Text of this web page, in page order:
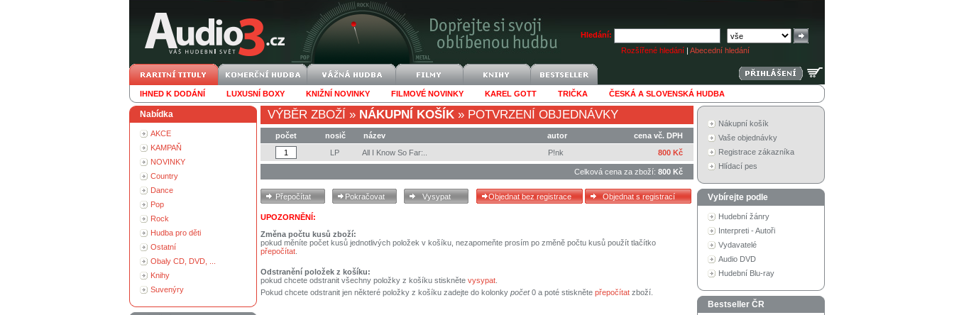
Hledání:
Rozšířené hledání | Abecední hledání
IHNED K DODÁNÍ LUXUSNÍ BOXY KNIŽNÍ NOVINKY FILMOVÉ NOVINKY KAREL GOTT TRIČKA ČESKÁ A SLOVENSKÁ HUDBA
Nabídka
AKCE
KAMPAŇ
NOVINKY
Country
Dance
Pop
Rock
Hudba pro děti
Ostatní
Obaly CD, DVD, ...
Knihy
Suvenýry
VÝBĚR ZBOŽÍ » NÁKUPNÍ KOŠÍK » POTVRZENÍ OBJEDNÁVKY
počet nosič název autor
cena vč. DPH
LP
All I Know So Far:.. P!nk 800 Kč
Celková cena za zboží: 800 Kč
UPOZORNĚNÍ:
Změna počtu kusů zboží:
pokud měníte počet kusů jednotlivých položek v košíku, nezapomeňte prosím po změně počtu kusů použít tlačítko
přepočítat
Odstranění položek z košíku:
pokud chcete odstranit všechny položky z košíku stiskněte vysypat
Pokud chcete odstranit jen některé položky z košíku zadejte do kolonky počet0 a poté stiskněte přepočítat zboží.
Nákupní košík
Vaše objednávky
Registrace zákazníka
Hlídací pes
Vybírejte podle
Hudební žánry
Interpreti - Autoři
Vydavatelé
Audio DVD
Hudební Blu-ray
Bestseller ČR